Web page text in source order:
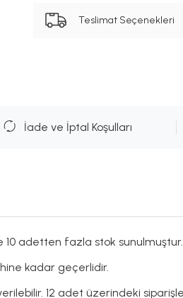
Teslimat Seçenekleri
İade ve İptal Koşulları
10 adetten fazla stok sunulmuştur.
kadar geçerlidir.
12 adet üzerindeki